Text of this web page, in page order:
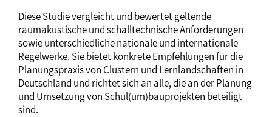
Diese Studie vergleicht und bewertet geltende
raumakustische und schalltechnische Anforderungen
sowie unterschiedliche nationale und internationale
Regelwerke. Sie bietet konkrete Empfehlungen für die
Planungspraxis von Clustern und Lernlandschaften in
Deutschland und richtet sich an alle, die an der Planung
und Umsetzung von Schul(um)bauprojekten beteiligt
sind.